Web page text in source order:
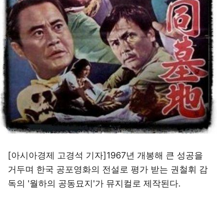
[아시아경제 고경석 기자]1967년 개봉해 큰 성공을
거두며 한국 공포영화의 전설로 평가 받는 권철휘 감
독의 '월하의 공동묘지'가 뮤지컬로 제작된다.